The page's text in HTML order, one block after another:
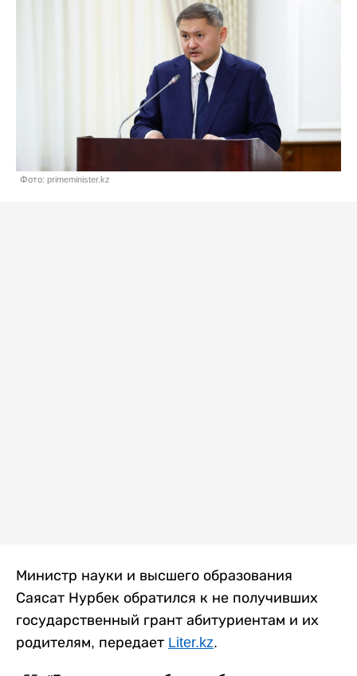
Фото: primeminister.kz
Министр науки и высшего образования
Саясат Нурбек обратился к не получивших
государственный грант абитуриентам и их
родителям, передает Liter.kz.